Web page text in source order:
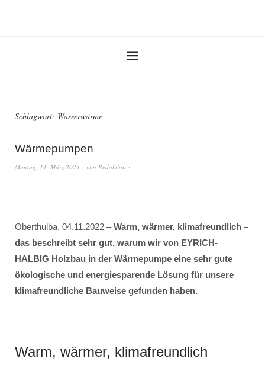
Schlagwort: Wasserwärme
Wärmepumpen
Montag, 11. März 2024 von Redaktion
Oberthulba, 04.11.2022 –Warm, wärmer, klimafreundlich –
das beschreibt sehr gut, warum wir von EYRICH-
HALBIG Holzbau in der Wärmepumpe eine sehr gute
ökologische und energiesparende Lösung für unsere
klimafreundliche Bauweise gefunden haben.
Warm, wärmer, klimafreundlich